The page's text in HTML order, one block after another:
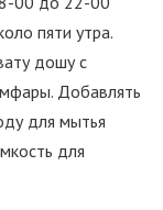
пяти утра.
дошу с
Добавлять
для мытья
для